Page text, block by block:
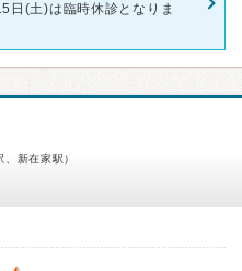
(土)は臨時休診となりま
新在家駅）